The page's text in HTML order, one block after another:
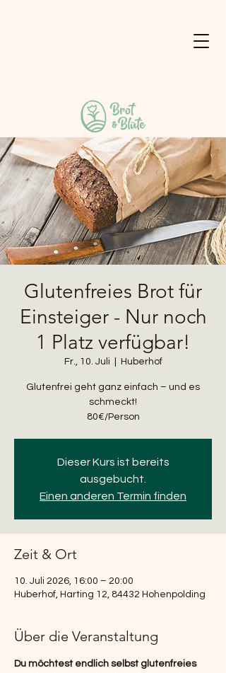
Glutenfreies Brot für
Einsteiger - Nur noch
1 Platz verfügbar!
Fr., 10. Juli Huberhof
Glutenfrei geht ganz einfach – und es
schmeckt!
80€/Person
Dieser Kurs ist bereits
ausgebucht.
Einen anderen Termin finden
Zeit & Ort
10. Juli 2026, 16:00 – 20:00
Huberhof, Harting 12, 84432 Hohenpolding
Über die Veranstaltung
Du möchtest endlich selbst glutenfreies